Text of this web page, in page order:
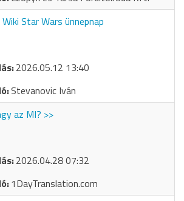
Star Wars ünnepnap
2026.05.12 13:40
Stevanovic Iván
az MI? >>
2026.04.28 07:32
1DayTranslation.com